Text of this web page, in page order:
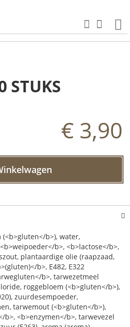
Search
STUKS
€ 3,90
b>), water,
b>, <b>lactose</b>,
plantaardige olie (raapzaad,
b>, E482, E322
b>, tarwezetmeel
roggebloem (<b>gluten</b>),
zuurdesempoeder,
tarwemout (<b>gluten</b>),
b>, <b>enzymen</b>, tarwevezel